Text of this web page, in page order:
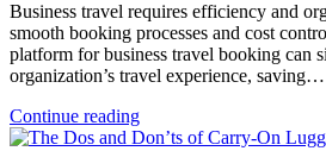
Business travel requires efficiency and
smooth booking processes and cost
platform for business travel booking can
organization’s travel experience, saving…
Continue reading